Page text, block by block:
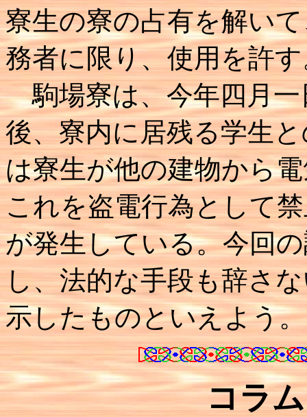
寮生の寮の占有を解い
務者に限り、使用を許
駒場寮は、今年四月一
後、寮内に居残る学生
は寮生が他の建物から
これを盗電行為として
が発生している。今回
し、法的な手段も辞さ
示したものといえよう。
コラ